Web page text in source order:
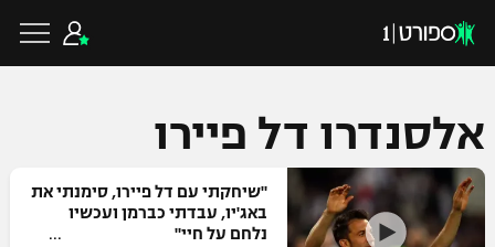
כדורגל ישראלי
אלסנדרו דל פיירו
"שיחקתי עם דל פיירו, סימנתי את
באג'יו, עבדתי כברמן ועכשיו
נלחם על חיי"